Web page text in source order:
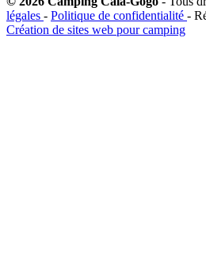
légales - Politique de confidentialité -
Création de sites web pour camping